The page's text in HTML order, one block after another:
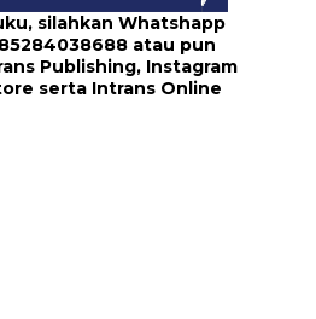
silahkan Whatshapp
atau pun
Publishing, Instagram
serta Intrans Online